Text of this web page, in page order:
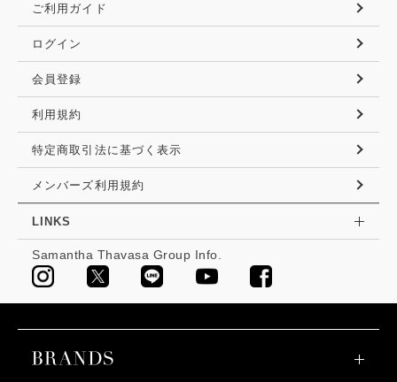
ご利用ガイド
ログイン
会員登録
利用規約
特定商取引法に基づく表示
メンバーズ利用規約
LINKS
Samantha Thavasa Group Info.